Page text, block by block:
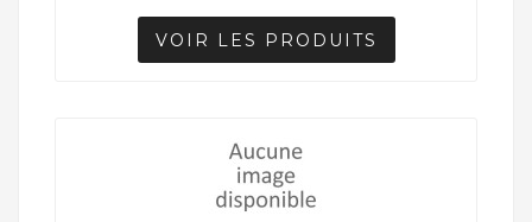
VOIR LES PRODUITS